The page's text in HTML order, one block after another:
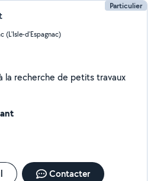
Particulier
(L'Isle-d'Espagnac)
la recherche de petits travaux
Contacter